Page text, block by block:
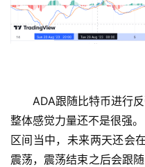
币
圈
ADA跟随比特币进行
整体感觉力量还不是很强
区间当中，未来两天还
震荡，震荡结束之后会跟